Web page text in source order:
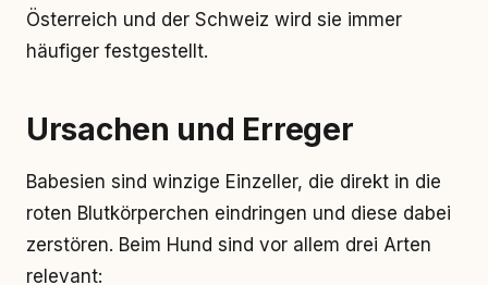
Österreich und der Schweiz wird sie immer
häufiger festgestellt.
Ursachen und Erreger
Babesien sind winzige Einzeller, die direkt in die
roten Blutkörperchen eindringen und diese dabei
zerstören. Beim Hund sind vor allem drei Arten
relevant: